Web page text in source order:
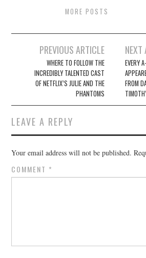
MORE POSTS
navigation
PREVIOUS ARTICLE
WHERE TO FOLLOW THE
INCREDIBLY TALENTED CAST
OF NETFLIX’S JULIE AND THE
PHANTOMS
NEXT
EVERY
FROM
LEAVE A REPLY
Your email address will not be published.
COMMENT *